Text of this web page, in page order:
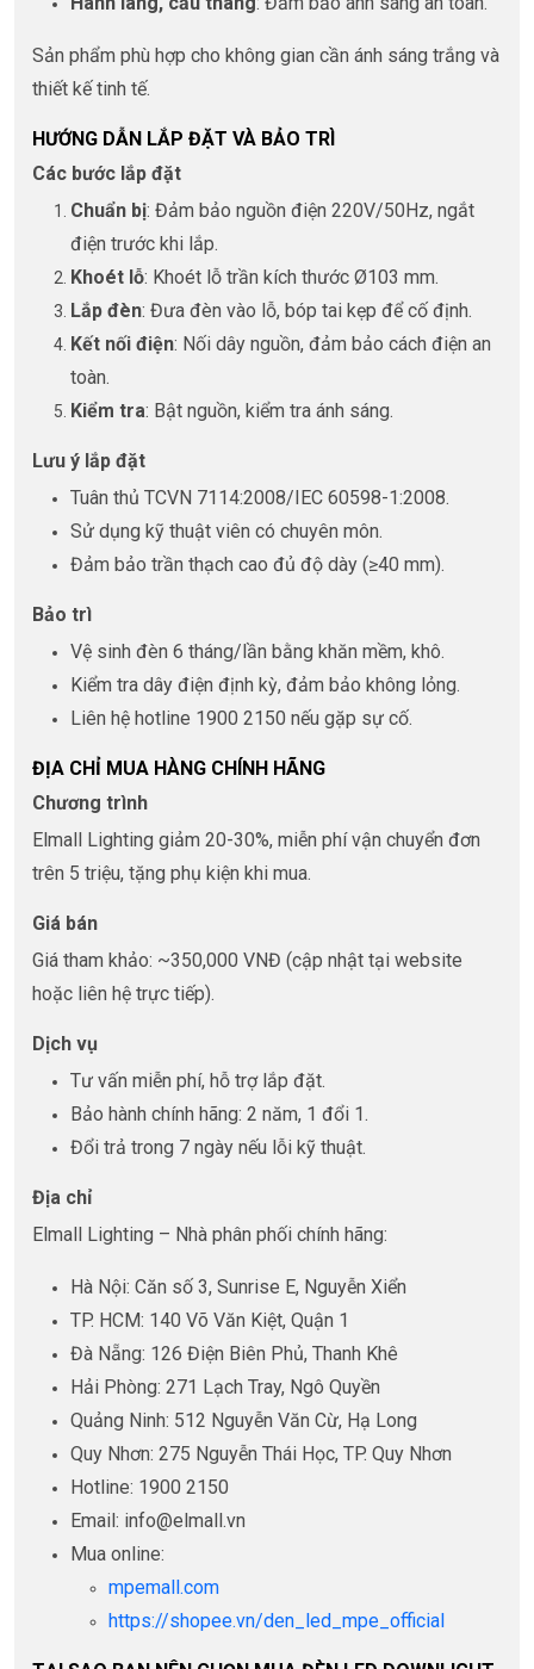
Sản phẩm phù hợp cho không gian cần ánh sáng trắng và
thiết kế tinh tế.
HƯỚNG DẪN LẮP ĐẶT VÀ BẢO TRÌ
Các bước lắp đặt
Chuẩn bị: Đảm bảo nguồn điện 220V/50Hz, ngắt
điện trước khi lắp.
Khoét lỗ: Khoét lỗ trần kích thước Ø103 mm.
Lắp đèn: Đưa đèn vào lỗ, bóp tai kẹp để cố định.
Kết nối điện: Nối dây nguồn, đảm bảo cách điện an
toàn.
Kiểm tra: Bật nguồn, kiểm tra ánh sáng.
Lưu ý lắp đặt
Tuân thủ TCVN 7114:2008/IEC 60598-1:2008.
Sử dụng kỹ thuật viên có chuyên môn.
Đảm bảo trần thạch cao đủ độ dày (≥40 mm).
Bảo trì
Vệ sinh đèn 6 tháng/lần bằng khăn mềm, khô.
Kiểm tra dây điện định kỳ, đảm bảo không lỏng.
Liên hệ hotline 1900 2150 nếu gặp sự cố.
ĐỊA CHỈ MUA HÀNG CHÍNH HÃNG
Chương trình
Elmall Lighting giảm 20-30%, miễn phí vận chuyển đơn
trên 5 triệu, tặng phụ kiện khi mua.
Giá bán
Giá tham khảo: ~350,000 VNĐ (cập nhật tại website
hoặc liên hệ trực tiếp).
Dịch vụ
Tư vấn miễn phí, hỗ trợ lắp đặt.
Bảo hành chính hãng: 2 năm, 1 đổi 1.
Đổi trả trong 7 ngày nếu lỗi kỹ thuật.
Địa chỉ
Elmall Lighting – Nhà phân phối chính hãng:
Hà Nội: Căn số 3, Sunrise E, Nguyễn Xiển
TP. HCM: 140 Võ Văn Kiệt, Quận 1
Đà Nẵng: 126 Điện Biên Phủ, Thanh Khê
Hải Phòng: 271 Lạch Tray, Ngô Quyền
Quảng Ninh: 512 Nguyễn Văn Cừ, Hạ Long
Quy Nhơn: 275 Nguyễn Thái Học, TP. Quy Nhơn
Hotline: 1900 2150
Email: info@elmall.vn
Mua online:
mpemall.com
https://shopee.vn/den_led_mpe_official